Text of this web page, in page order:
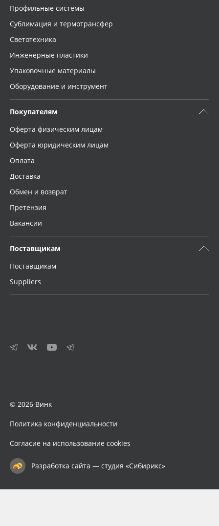
Профильные системы
Сублимация и термотрансфер
Светотехника
Инженерные пластики
Упаковочные материалы
Оборудование и инструмент
Покупателям
Оферта физическим лицам
Оферта юридическим лицам
Оплата
Доставка
Обмен и возврат
Претензия
Вакансии
Поставщикам
Поставщикам
Suppliers
© 2026 Винк
Политика конфиденциальности
Согласие на использование cookies
Разработка сайта — студия «Сибирикс»